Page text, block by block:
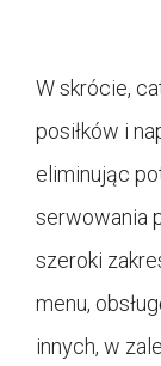
W skrócie,
posiłków i
eliminując
serwowania
szeroki
menu,
innych, w